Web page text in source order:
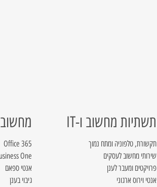
תשתיות מחשוב ו-IT
תקשורת, טלפוניה ומתח נמוך
שירותי מחשוב לעסקים
פרויקטים ומעבר לענן
אנטי וירוס ארגוני
Office 365
One
אנטי ספאם
גיבוי בענן